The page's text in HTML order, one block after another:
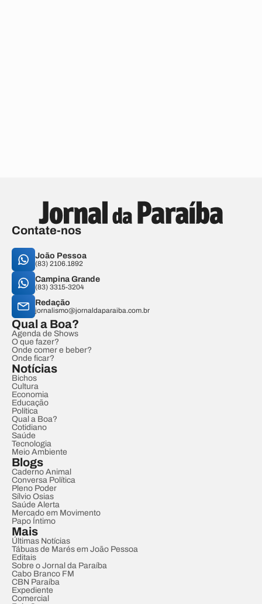
Contate-nos
João Pessoa
(83) 2106.1892
Campina Grande
(83) 3315-3204
Redação
jornalismo@jornaldaparaiba.com.br
Qual a Boa?
Agenda de Shows
O que fazer?
Onde comer e beber?
Onde ficar?
Notícias
Bichos
Cultura
Economia
Educação
Política
Qual a Boa?
Cotidiano
Saúde
Tecnologia
Meio Ambiente
Blogs
Caderno Animal
Conversa Política
Pleno Poder
Sílvio Osias
Saúde Alerta
Mercado em Movimento
Papo Íntimo
Mais
Últimas Notícias
Tábuas de Marés em João Pessoa
Editais
Sobre o Jornal da Paraíba
Cabo Branco FM
CBN Paraíba
Expediente
Comercial